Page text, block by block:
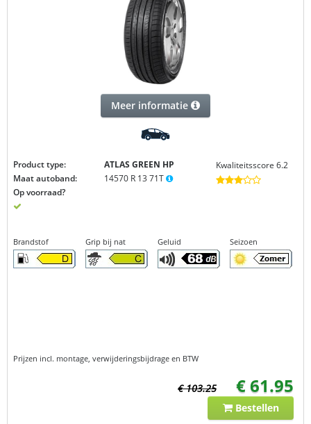
Meer informatie
Product type: ATLAS GREEN HP
Maat autoband:
14570 R 13 71T
Op voorraad?
Kwaliteitsscore 6.2
Brandstof Grip bij nat Geluid Seizoen
Prijzen incl. montage, verwijderingsbijdrage en BTW
€ 103.25 € 61.95
Bestellen